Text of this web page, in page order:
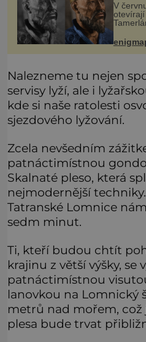
V
otevírají
Shoda
Nalezneme tu nejen
servisy lyží, ale i
kde si naše ratolesti
sjezdového lyžování.
Zcela nevšedním
patnáctimístnou
Skalnaté pleso, která
nejmodernější
Tatranské Lomnice
sedm minut.
Ti, kteří budou chtít
krajinu z větší výšky, se
patnáctimístnou
lanovkou na Lomnický
metrů nad mořem, což
plesa bude trvat